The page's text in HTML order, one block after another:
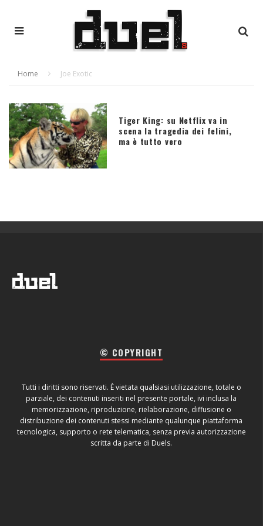
Home Joe Exotic
Tiger King: su Netflix va in
scena la tragedia dei felini,
ma è tutto vero
© COPYRIGHT
Tutti i diritti sono riservati. È vietata qualsiasi utilizzazione, totale o
parziale, dei contenuti inseriti nel presente portale, ivi inclusa la
memorizzazione, riproduzione, rielaborazione, diffusione o
distribuzione dei contenuti stessi mediante qualunque piattaforma
tecnologica, supporto o rete telematica, senza previa autorizzazione
scritta da parte di Duels.